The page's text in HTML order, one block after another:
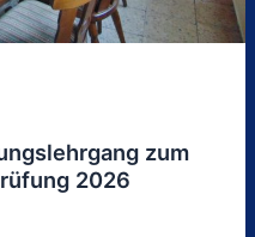
zum
2026